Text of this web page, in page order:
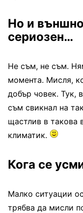
Но и
сериозен…
Не съм, не съм.
момента. Мисля,
добър човек. Тук,
съм свикнал на
щастлив в такова
климатик.
Кога се
Малко ситуации
трябва да мисли